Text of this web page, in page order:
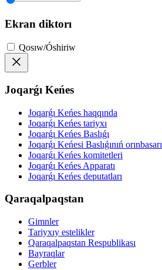
Ekran diktorı
Qosıw/Óshiriw
Joqarǵı Keńes
Joqarǵı Keńes haqqında
Joqarǵı Keńes tariyxı
Joqarǵı Keńes Baslıǵı
Joqarǵı Keńesi Baslıǵınıń orınbasarı
Joqarǵı Keńes komitetleri
Joqarǵı Keńes Apparatı
Joqarǵı Keńes deputatları
Qaraqalpaqstan
Gimnler
Tariyxıy estelikler
Qaraqalpaqstan Respublikası
Bayraqlar
Gerbler